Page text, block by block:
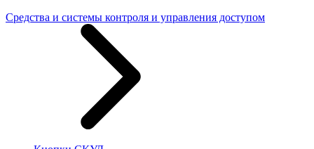
Средства и системы контроля и управления доступом